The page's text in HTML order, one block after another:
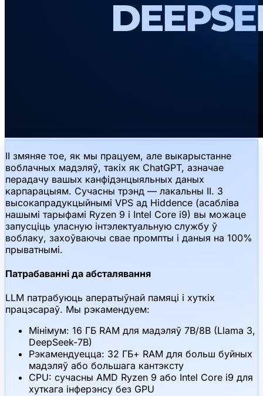
ІІ змяняе тое, як мы працуем, але выкарыстанне
воблачных мадэляў, такіх як ChatGPT, азначае
перадачу вашых канфідэнцыяльных даных
карпарацыям. Сучасны трэнд — лакальны ІІ. З
высокапрадукцыйнымі VPS ад Hiddence (асабліва
нашымі тарыфамі Ryzen 9 і Intel Core i9) вы можаце
запусціць уласную інтэлектуальную службу ў
воблаку, захоўваючы свае промпты і даныя на 100%
прыватнымі.
Патрабаванні да абсталявання
LLM патрабуюць аператыўнай памяці і хуткіх
працэсараў. Мы рэкамендуем:
Мінімум: 16 ГБ RAM для мадэляў 7B/8B (Llama 3,
DeepSeek-7B)
Рэкамендуецца: 32 ГБ+ RAM для больш буйных
мадэляў або большага кантэксту
CPU: сучасны AMD Ryzen 9 або Intel Core i9 для
хуткага інферэнсу без GPU